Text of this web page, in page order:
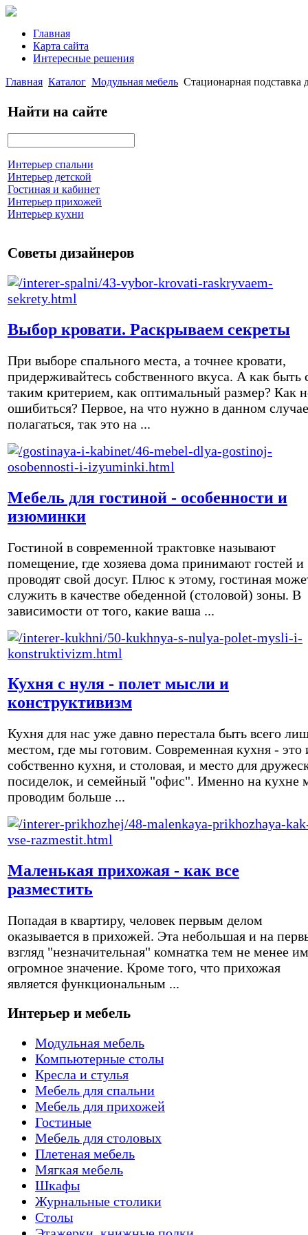
Главная
Карта сайта
Интересные решения
Главная Каталог Модульная мебель Стационарная подставка
Найти на сайте
Интерьер спальни
Интерьер детской
Гостиная и кабинет
Интерьер прихожей
Интерьер кухни
Советы дизайнеров
Выбор кровати. Раскрываем секреты
При выборе спального места, а точнее кровати,
придерживайтесь собственного вкуса. А как быть
таким критерием, как оптимальный размер? Как
ошибиться? Первое, на что нужно в данном случае
полагаться, так это на ...
Мебель для гостиной - особенности и
изюминки
Гостиной в современной трактовке называют
помещение, где хозяева дома принимают гостей и
проводят свой досуг. Плюс к этому, гостиная
служить в качестве обеденной (столовой) зоны. В
зависимости от того, какие ваша ...
Кухня с нуля - полет мысли и
конструктивизм
Кухня для нас уже давно перестала быть всего
местом, где мы готовим. Современная кухня - это
собственно кухня, и столовая, и место для
посиделок, и семейный "офис". Именно на кухне
проводим больше ...
Маленькая прихожая - как все
разместить
Попадая в квартиру, человек первым делом
оказывается в прихожей. Эта небольшая и на
взгляд "незначительная" комнатка тем не менее
огромное значение. Кроме того, что прихожая
является функциональным ...
Интерьер и мебель
Модульная мебель
Компьютерные столы
Кресла и стулья
Мебель для спальни
Мебель для прихожей
Гостиные
Мебель для столовых
Плетеная мебель
Мягкая мебель
Шкафы
Журнальные столики
Столы